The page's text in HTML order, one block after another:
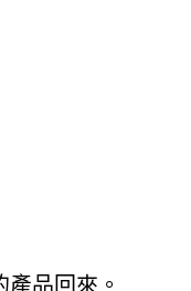
品回來。